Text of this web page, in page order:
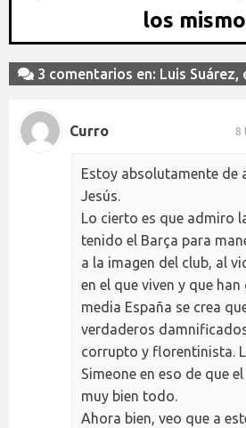
los
3 comentarios en: Luis Suárez,
Curro 8
Estoy absolutamente de
Jesús.
Lo cierto es que admiro
tenido el Barça para
a la imagen del club, al
en el que viven y que
media España se crea
verdaderos
corrupto y florentinista.
Simeone en eso de que
muy bien todo.
Ahora bien, veo que a